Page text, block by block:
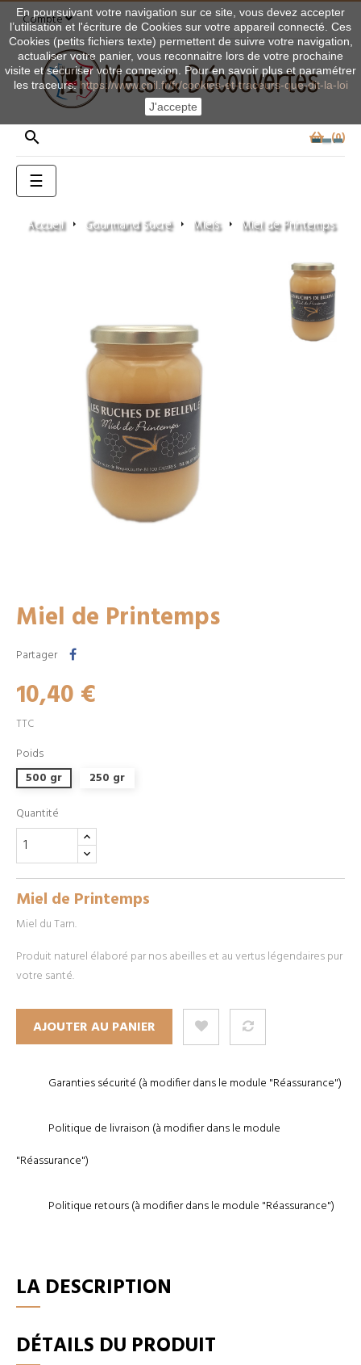
Compte
 0
Basculer
la
navigation
☰
Accueil Gourmand Sucré Miels Miel de Printemps
Miel de Printemps
Partager
10,40 €
TTC
Poids
500 gr
250 gr
Quantité
Miel de Printemps
Miel du Tarn.
Produit naturel élaboré par nos abeilles et au vertus légendaires pur
votre santé.
AJOUTER AU PANIER
Garanties sécurité (à modifier dans le module "Réassurance")
Politique de livraison (à modifier dans le module
"Réassurance")
Politique retours (à modifier dans le module "Réassurance")
LA DESCRIPTION
DÉTAILS DU PRODUIT
En poursuivant votre navigation sur ce site, vous devez accepter
l’utilisation et l'écriture de Cookies sur votre appareil connecté. Ces
Cookies (petits fichiers texte) permettent de suivre votre navigation,
actualiser votre panier, vous reconnaitre lors de votre prochaine
visite et sécuriser votre connexion. Pour en savoir plus et paramétrer
les traceurs: https://www.cnil.fr/fr/cookies-et-traceurs-que-dit-la-loi
J'accepte